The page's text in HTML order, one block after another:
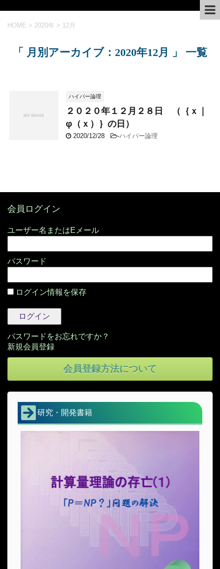
HOME > 2020年 > 12月
「 月別アーカイブ：2020年12月 」 一覧
ハイパー論理
２０２０年１２月２８日 （｛ｘ｜
φ（ｘ）｝の日）
2020/12/28 -ハイパー論理
会員ログイン
パスワード
ログイン情報を保存
パスワードをお忘れですか？
会員登録方法について
研究・開発書籍